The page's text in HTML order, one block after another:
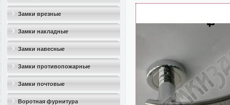
Замки врезные
Замки накладные
Замки навесные
Замки противопожарные
Замки почтовые
Воротная фурнитура